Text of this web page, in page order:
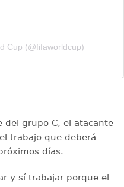
Cup (@fifaworldcup)
del grupo C, el atacante
trabajo que deberá
días.
y sí trabajar porque el